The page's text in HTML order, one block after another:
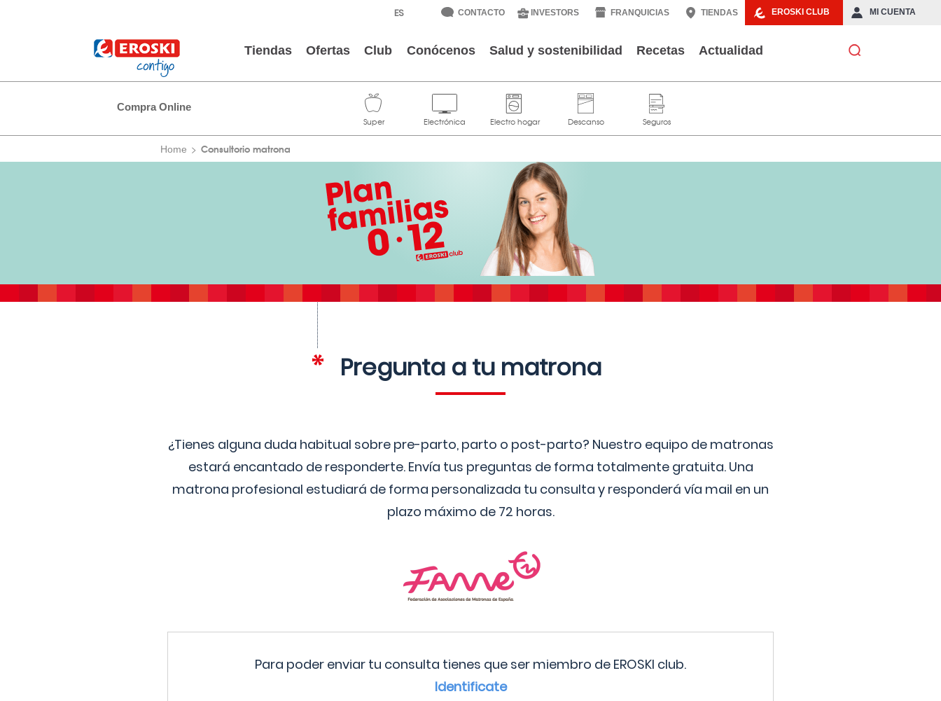
EROSKI CLUB MI CUENTA
CONTACTO INVESTORS FRANQUICIAS TIENDAS
Tiendas Ofertas Club Conócenos Salud y sostenibilidad Recetas Actualidad
Compra Online
Home Consultorio matrona
Pregunta a tu matrona
¿Tienes alguna duda habitual sobre pre-parto, parto o post-parto? Nuestro equipo de matronas
estará encantado de responderte. Envía tus preguntas de forma totalmente gratuita. Una
matrona profesional estudiará de forma personalizada tu consulta y responderá vía mail en un
plazo máximo de 72 horas.
Para poder enviar tu consulta tienes que ser miembro de EROSKI club.
Identificate